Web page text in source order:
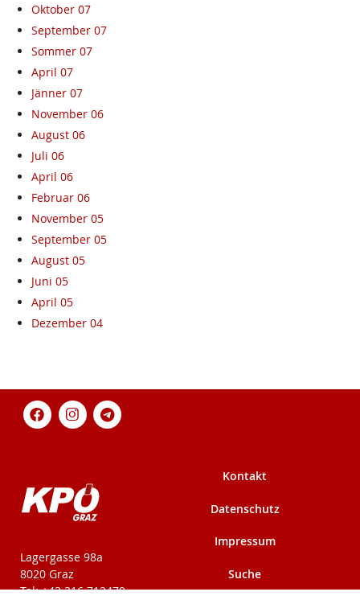
Oktober 07
September 07
Sommer 07
April 07
Jänner 07
November 06
August 06
Juli 06
April 06
Februar 06
November 05
September 05
August 05
Juni 05
April 05
Dezember 04
KPÖ-Steiermark
Lagergasse 98a
8020 Graz
Tel: +43 316 712479
Kontakt
Datenschutz
Impressum
Suche